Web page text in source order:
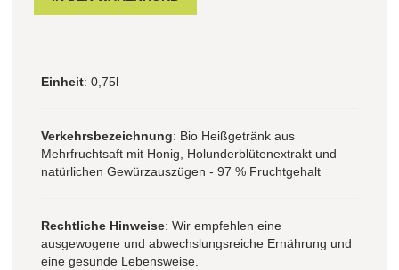
Einheit: 0,75l
Verkehrsbezeichnung: Bio Heißgetränk aus
Mehrfruchtsaft mit Honig, Holunderblütenextrakt und
natürlichen Gewürzauszügen - 97 % Fruchtgehalt
Rechtliche Hinweise: Wir empfehlen eine
ausgewogene und abwechslungsreiche Ernährung und
eine gesunde Lebensweise.